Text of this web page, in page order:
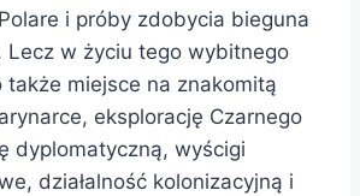
i próby zdobycia bieguna
Lecz w życiu tego wybitnego
także miejsce na znakomitą
eksplorację Czarnego
dyplomatyczną, wyścigi
działalność kolonizacyjną i